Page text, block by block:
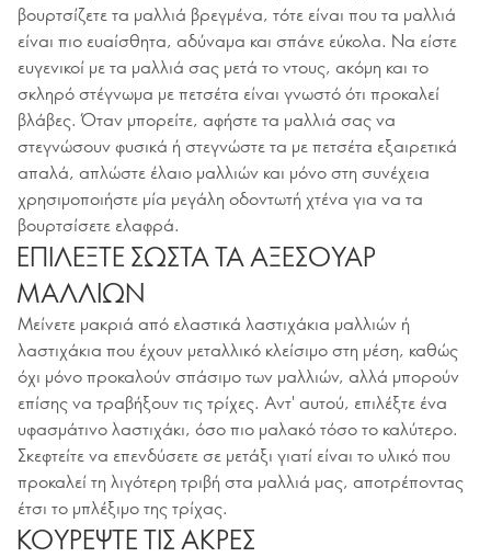
βουρτσίζετε τα μαλλιά βρεγμένα, τότε είναι που τα μαλλιά
είναι πιο ευαίσθητα, αδύναμα και σπάνε εύκολα. Να είστε
ευγενικοί με τα μαλλιά σας μετά το ντους, ακόμη και το
σκληρό στέγνωμα με πετσέτα είναι γνωστό ότι προκαλεί
βλάβες. Όταν μπορείτε, αφήστε τα μαλλιά σας να
στεγνώσουν φυσικά ή στεγνώστε τα με πετσέτα εξαιρετικά
απαλά, απλώστε έλαιο μαλλιών και μόνο στη συνέχεια
χρησιμοποιήστε μία μεγάλη οδοντωτή χτένα για να τα
βουρτσίσετε ελαφρά.
ΕΠΙΛΕΞΤΕ ΣΩΣΤΑ ΤΑ ΑΞΕΣΟΥΑΡ
ΜΑΛΛΙΩΝ
Μείνετε μακριά από ελαστικά λαστιχάκια μαλλιών ή
λαστιχάκια που έχουν μεταλλικό κλείσιμο στη μέση, καθώς
όχι μόνο προκαλούν σπάσιμο των μαλλιών, αλλά μπορούν
επίσης να τραβήξουν τις τρίχες. Αντ' αυτού, επιλέξτε ένα
υφασμάτινο λαστιχάκι, όσο πιο μαλακό τόσο το καλύτερο.
Σκεφτείτε να επενδύσετε σε μετάξι γιατί είναι το υλικό που
προκαλεί τη λιγότερη τριβή στα μαλλιά μας, αποτρέποντας
έτσι το μπλέξιμο της τρίχας.
ΚΟΥΡΕΨΤΕ ΤΙΣ ΑΚΡΕΣ